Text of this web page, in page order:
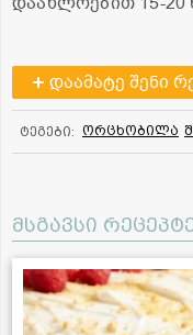
დაამატე შენი
ტეგები: ორცხობილა
მსგავსი